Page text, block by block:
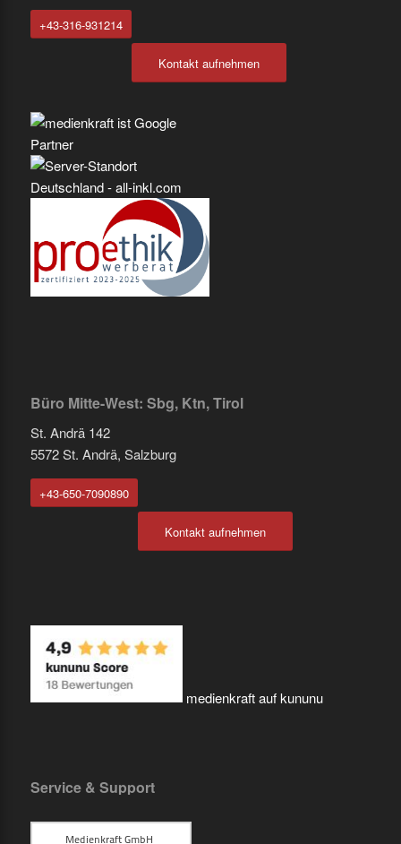
+43-316-931214
Kontakt aufnehmen
Büro Mitte-West: Sbg, Ktn, Tirol
St. Andrä 142
5572 St. Andrä, Salzburg
+43-650-7090890
Kontakt aufnehmen
medienkraft auf kununu
Service & Support